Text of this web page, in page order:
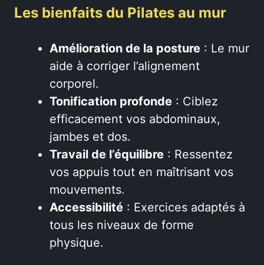
Les bienfaits du Pilates au mur
Amélioration de la posture : Le mur
aide à corriger l’alignement
corporel.
Tonification profonde : Ciblez
efficacement vos abdominaux,
jambes et dos.
Travail de l’équilibre : Ressentez
vos appuis tout en maîtrisant vos
mouvements.
Accessibilité : Exercices adaptés à
tous les niveaux de forme
physique.